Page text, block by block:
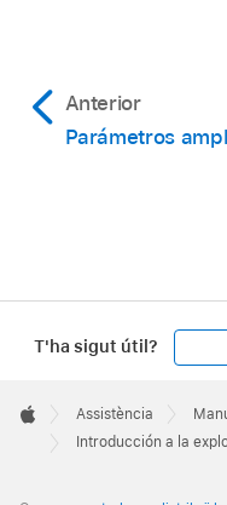
Anterior
Parámetros
T'ha sigut útil?
Footer

Apple
Assistència
Introducción a la